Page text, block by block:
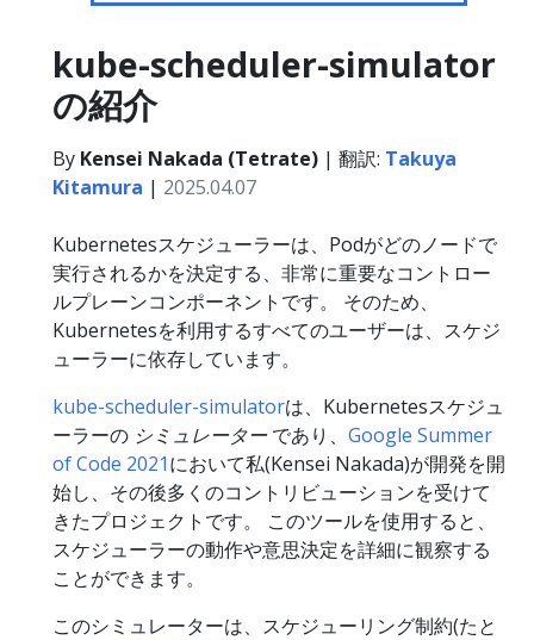
kube-scheduler-simulator
の紹介
By Kensei Nakada (Tetrate) | 翻訳: Takuya
Kitamura | 2025.04.07
Kubernetesスケジューラーは、Podがどのノードで
実行されるかを決定する、非常に重要なコントロー
ルプレーンコンポーネントです。 そのため、
Kubernetesを利用するすべてのユーザーは、スケジ
ューラーに依存しています。
kube-scheduler-simulatorは、Kubernetesスケジュ
ーラーの シミュレーターであり、 Google Summer
of Code 2021において私(Kensei Nakada)が開発を開
始し、その後多くのコントリビューションを受けて
きたプロジェクトです。 このツールを使用すると、
スケジューラーの動作や意思決定を詳細に観察する
ことができます。
このシミュレーターは、スケジューリング制約(たと